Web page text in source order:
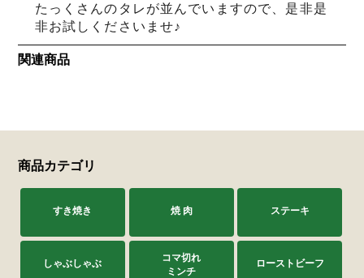
たっくさんのタレが並んでいますので、是非是
非お試しくださいませ♪
関連商品
商品カテゴリ
すき焼き 焼 肉 ステーキ
しゃぶしゃぶ
コマ切れ
ミンチ
ローストビーフ